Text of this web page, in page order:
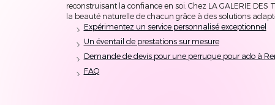
reconstruisant la confiance en soi. Chez LA GALERIE DES
la beauté naturelle de chacun grâce à des solutions
Expérimentez un service personnalisé exceptionnel
Un éventail de prestations sur mesure
Demande de devis pour une perruque pour ado à
FAQ